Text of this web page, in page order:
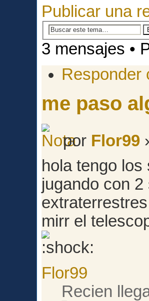
Publicar una
3 mensajes •
Responder
me paso
por Flor99
hola tengo
jugando con
mirr el
Flor99
Recien